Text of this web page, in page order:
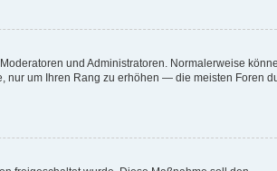
und Administratoren. Normalerweise
nur um Ihren Rang zu erhöhen — die meisten Foren